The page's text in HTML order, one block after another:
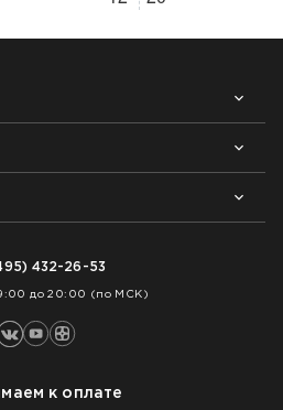
432-26-53
9:00 до 20:00 (по МСК)
к оплате